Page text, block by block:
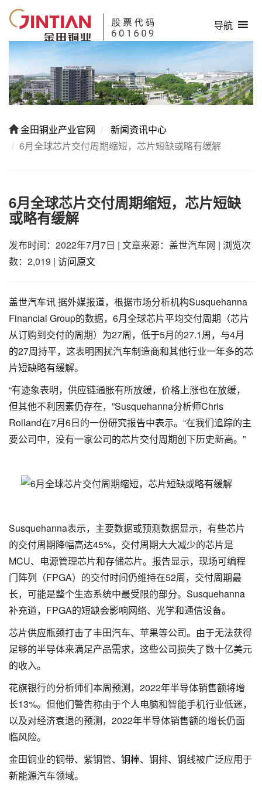
导航
金田铜业产业官网
新闻资讯中心
6月全球芯片交付周期缩短，芯片短缺或略有缓解
6月全球芯片交付周期缩短，芯片短缺
或略有缓解
发布时间：2022年7月7日 | 文章来源：盖世汽车网 | 浏览次
数：2,019 | 访问原文
盖世汽车讯 据外媒报道，根据市场分析机构Susquehanna
Financial Group的数据，6月全球芯片平均交付周期（芯片
从订购到交付的周期）为27周，低于5月的27.1周，与4月
的27周持平，这表明困扰汽车制造商和其他行业一年多的芯
片短缺略有缓解。
“有迹象表明，供应链通胀有所放缓，价格上涨也在放缓，
但其他不利因素仍存在，”Susquehanna分析师Chris
Rolland在7月6日的一份研究报告中表示。“在我们追踪的主
要公司中，没有一家公司的芯片交付周期创下历史新高。”
Susquehanna表示，主要数据或预测数据显示，有些芯片
的交付周期降幅高达45%，交付周期大大减少的芯片是
MCU、电源管理芯片和存储芯片。报告显示，现场可编程
门阵列（FPGA）的交付时间仍维持在52周，交付周期最
长，可能是整个生态系统中最受限的部分。Susquehanna
补充道，FPGA的短缺会影响网络、光学和通信设备。
芯片供应瓶颈打击了丰田汽车、苹果等公司。由于无法获得
足够的半导体来满足产品需求，这些公司损失了数十亿美元
的收入。
花旗银行的分析师们本周预测，2022年半导体销售额将增
长13%。但他们警告称由于个人电脑和智能手机行业低迷，
以及对经济衰退的预测，2022年半导体销售额的增长仍面
临风险。
金田铜业的铜带、紫铜管、 铜棒、铜排、铜线被广泛应用于
新能源汽车领域。